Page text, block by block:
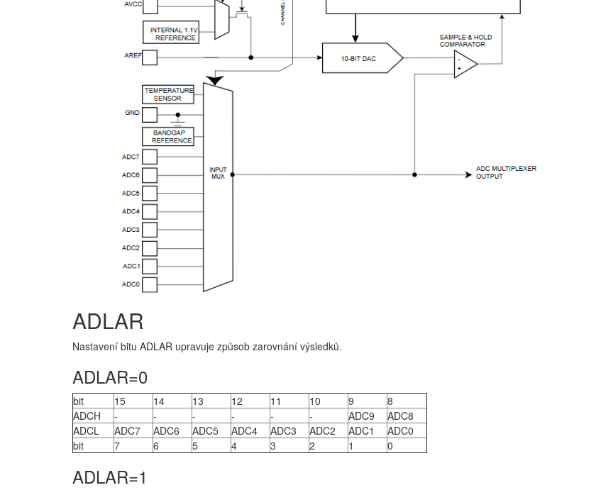
ADLAR
Nastavení bitu ADLAR upravuje způsob zarovnání výsledků.
ADLAR=0
bit 15 14 13 12 11 10 9
8
ADCH
- - - - - - ADC9
ADC8
ADCL
ADC7 ADC6 ADC5 ADC4 ADC3 ADC2 ADC1
ADC0
bit
7 6 5 4 3 2 1 0
ADLAR=1